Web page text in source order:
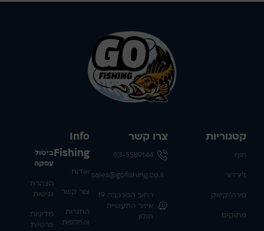
Info
Fishing
אודות
צור קשר
החזרות
והחלפות
ביטול
עסקה
הצהרת
נגישות
מדיניות
פרטיות
קטגוריות
חוף
ז'ירז'ור
סירה/קיאק
מתוקים
צרו קשר
03-5589144
sales@gofishing.co.il
רחוב המרכבה 19
איזור התעשייה
חולון